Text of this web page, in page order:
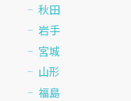
秋田
岩手
宮城
山形
福島